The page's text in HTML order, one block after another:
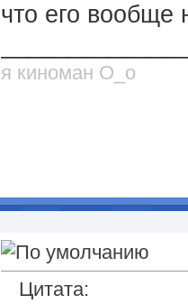
что его вообще
я киноман О_о
Цитата: